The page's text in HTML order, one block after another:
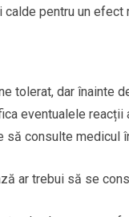
pentru un efect
tolerat, dar înainte
eventualele
consulte medicul
ar trebui să se